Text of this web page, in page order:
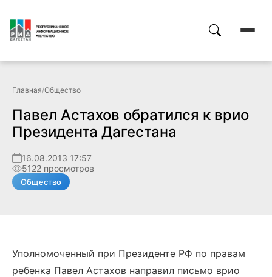
Главная/Общество
Павел Астахов обратился к врио
Президента Дагестана
16.08.2013 17:57
5122 просмотров
Общество
Уполномоченный при Президенте РФ по правам
ребенка Павел Астахов направил письмо врио